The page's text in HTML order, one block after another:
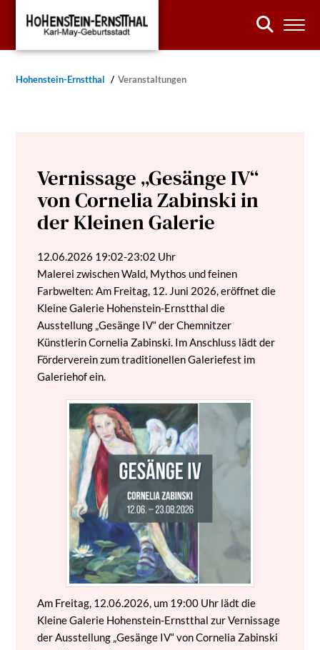
Hohenstein-Ernstthal Veranstaltungen
Vernissage „Gesänge IV“
von Cornelia Zabinski in
der Kleinen Galerie
12.06.2026 19:02-23:02 Uhr
Malerei zwischen Wald, Mythos und feinen
Farbwelten: Am Freitag, 12. Juni 2026, eröffnet die
Kleine Galerie Hohenstein-Ernstthal die
Ausstellung „Gesänge IV“ der Chemnitzer
Künstlerin Cornelia Zabinski. Im Anschluss lädt der
Förderverein zum traditionellen Galeriefest im
Galeriehof ein.
Am Freitag, 12.06.2026, um 19:00 Uhr lädt die
Kleine Galerie Hohenstein-Ernstthal zur Vernissage
der Ausstellung „Gesänge IV“ von Cornelia Zabinski